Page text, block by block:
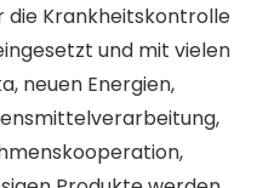
die Krankheitskontrolle
und mit vielen
neuen Energien,